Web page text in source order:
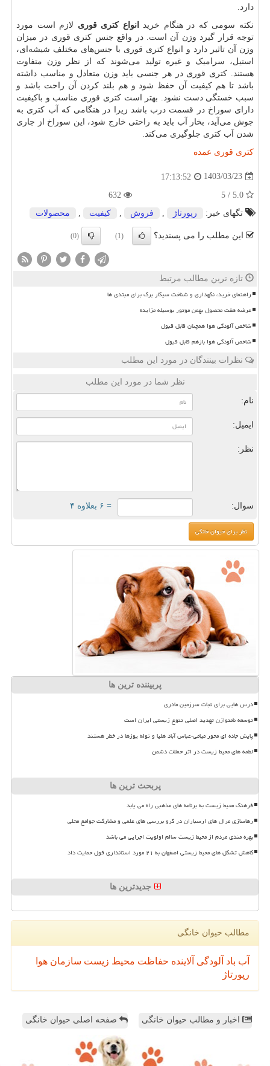
دارد.
نکته سومی که در هنگام خرید
انواع کتری قوری لازم است مورد
توجه قرار گیرد وزن آن است. در واقع جنس کتری قوری در میزان
وزن آن تاثیر دارد و انواع کتری قوری با جنس‌های مختلف شیشه‌ای،
استیل، سرامیک و غیره تولید می‌شوند که از نظر وزن متفاوت
هستند. کتری قوری در هر جنسی باید وزن متعادل و مناسب داشته
باشد تا هم کیفیت آن حفظ شود و هم بلند کردن آن راحت باشد و
سبب خستگی دست نشود. بهتر است کتری قوری مناسب و باکیفیت
دارای سوراخ در قسمت درب باشد زیرا در هنگامی که آب کتری به
جوش می‌آید، بخار آب باید به راحتی خارج شود، این سوراخ از جاری
شدن آب کتری جلوگیری می‌کند.
کتری قوری عمده
1403/03/23
17:13:52
تگهای خبر:
رپورتاژ فروش كیفیت محصولات
این مطلب را می پسندید؟ (1)
(0)
تازه ترین مطالب مرتبط
راهنمای خرید، نگهداری و شناخت سیگار برگ برای مبتدی ها
عرضه هفت محصول بهمن موتور بوسیله مزایده
شاخص آلودگی هوا همچنان قابل قبول
شاخص آلودگی هوا بازهم قابل قبول
نظرات بینندگان در مورد این مطلب
نظر شما در مورد این مطلب
نام:
ایمیل:
نظر:
سوال: = ۶ بعلاوه ۴
پربیننده ترین ها
درس هایی برای نجات سرزمین مادری
توسعه نامتوازن تهدید اصلی تنوع زیستی ایران است
پایش جاده ای محور میامی-عباس آباد هلیا و توله یوزها در خطر هستند
لطمه های محیط زیست در اثر حملات دشمن
پربحث ترین ها
فرهنگ محیط زیست به برنامه های مذهبی راه می یابد
رهاسازی مرال های ارسباران در گرو بررسی های علمی و مشارکت جوامع محلی
بهره مندی مردم از محیط زیست سالم اولویت اجرایی می باشد
کاهش تشکل های محیط زیستی اصفهان به ۲۱ مورد استانداری قول حمایت داد
جدیدترین ها
مطالب حیوان خانگی
آب باد آلودگی آلاینده حفاظت محیط زیست سازمان هوا
رپورتاژ
اخبار و مطالب حیوان خانگی صفحه اصلی حیوان خانگی